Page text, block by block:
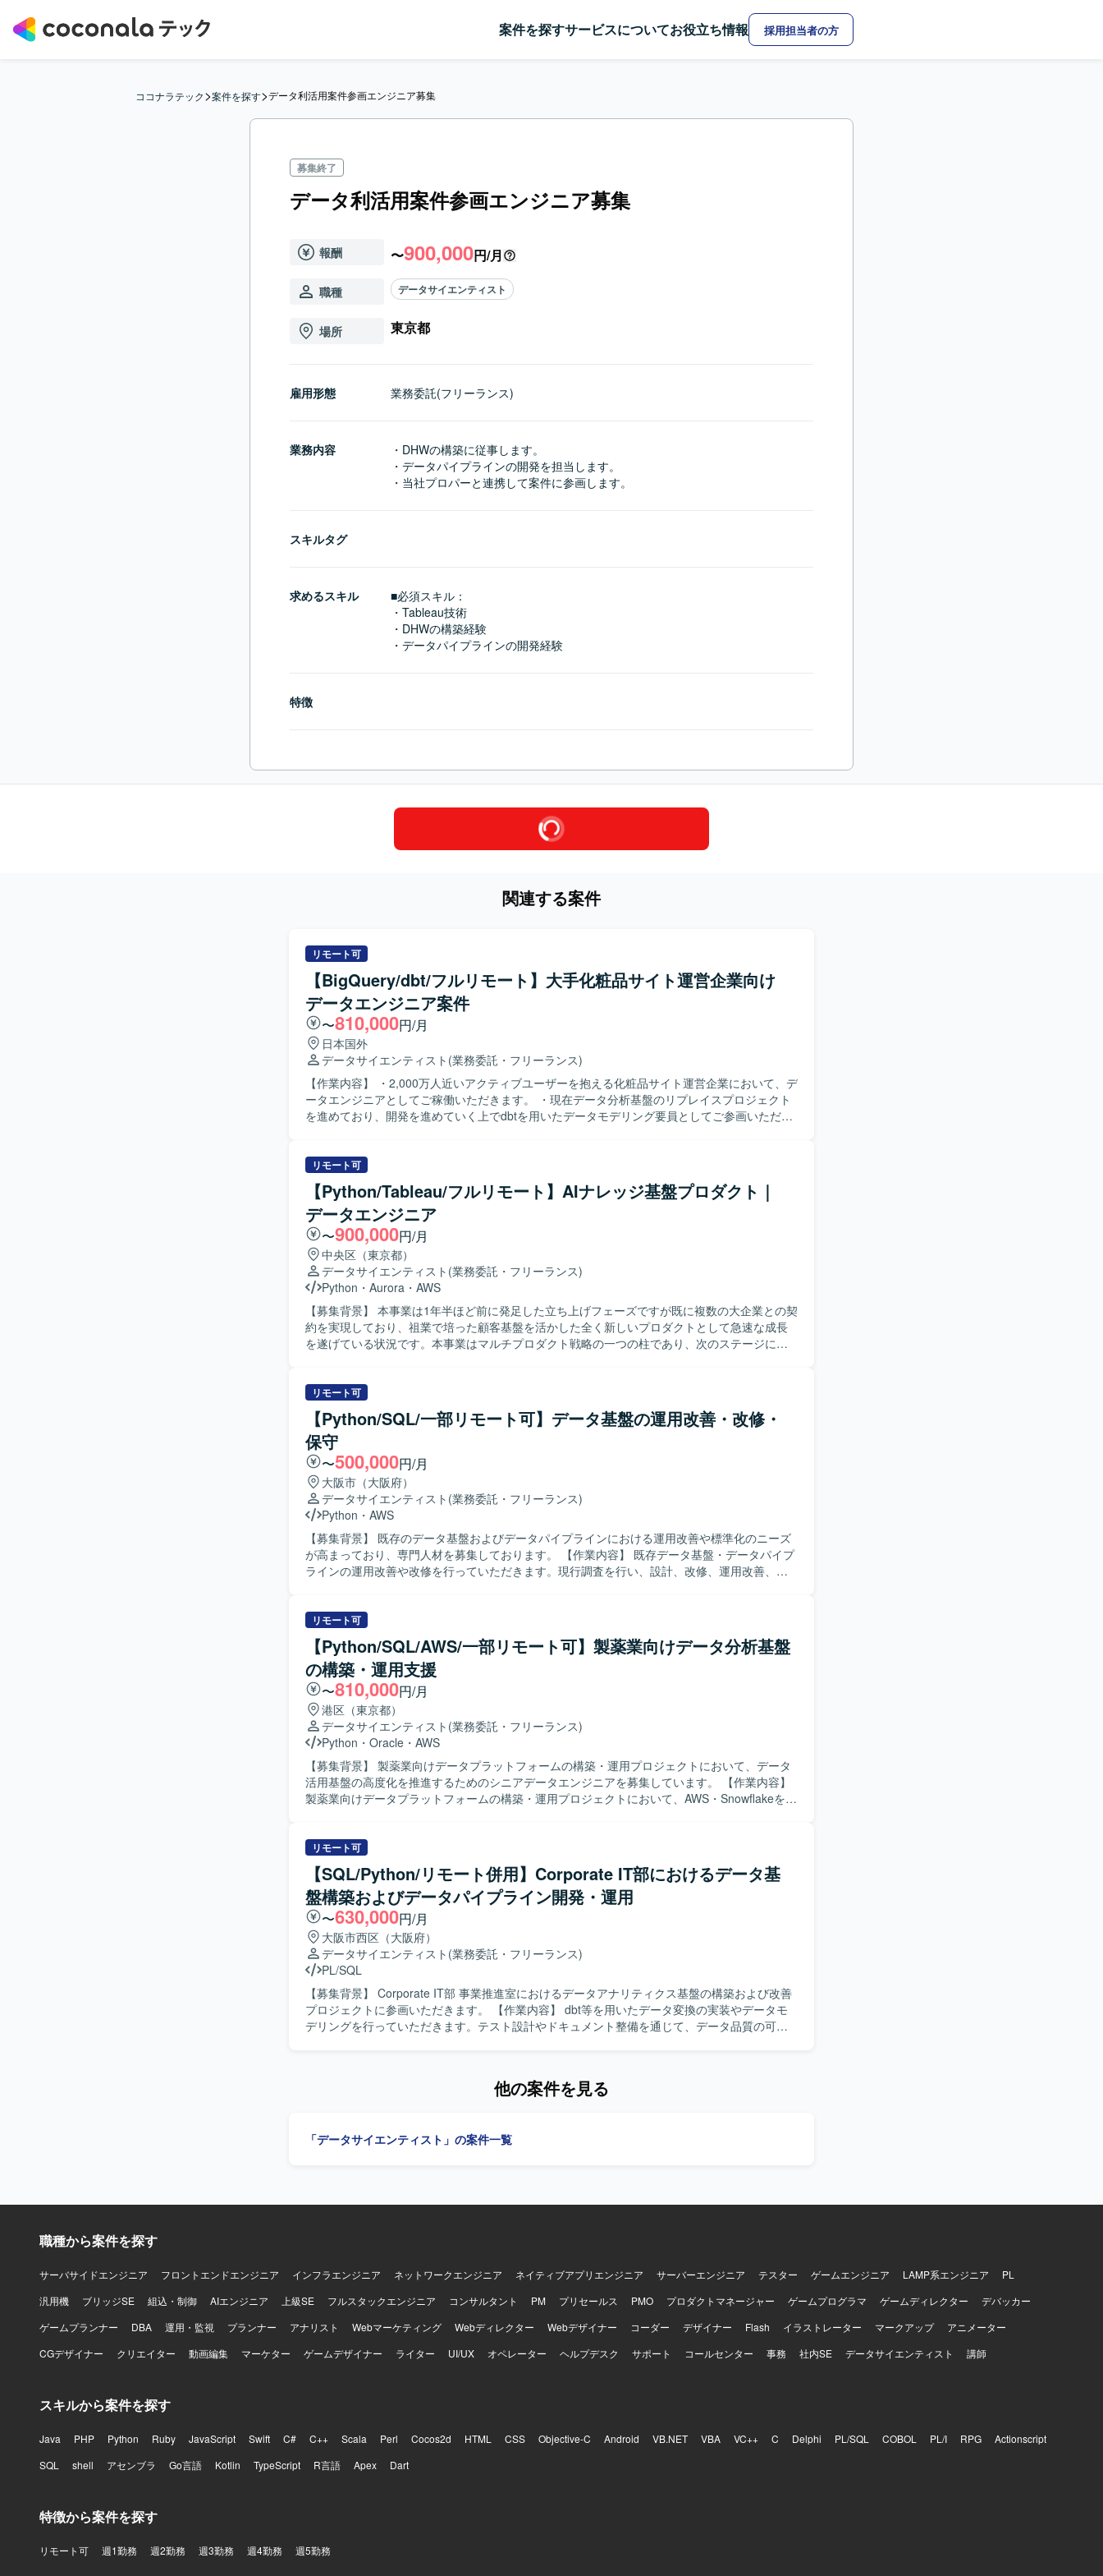
案件を探すサービスについてお役立ち情報 採用担当者の方
ココナラテック>案件を探す>データ利活用案件参画エンジニア募集
募集終了
データ利活用案件参画エンジニア募集
報酬 〜900,000円/月
職種 データサイエンティスト
場所 東京都
雇用形態 業務委託(フリーランス)
業務内容
・DHWの構築に従事します。
・データパイプラインの開発を担当します。
・当社プロパーと連携して案件に参画します。
スキルタグ
求めるスキル
■必須スキル：
・Tableau技術
・DHWの構築経験
・データパイプラインの開発経験
特徴
関連する案件
リモート可
【BigQuery/dbt/フルリモート】大手化粧品サイト運営企業向け
データエンジニア案件
〜810,000円/月
日本国外
データサイエンティスト (業務委託・フリーランス)
【作業内容】 ・2,000万人近いアクティブユーザーを抱える化粧品サイト運営企業において、デ
ータエンジニアとしてご稼働いただきます。 ・現在データ分析基盤のリプレイスプロジェクト
を進めており、開発を進めていく上でdbtを用いたデータモデリング要員としてご参画いただき
すいとお話を伺っております。 【開発環境】 ・BigQuery ・Docker ・dbt ・Composer ・
GitHub
リモート可
【Python/Tableau/フルリモート】AIナレッジ基盤プロダクト｜
データエンジニア
〜900,000円/月
中央区（東京都）
データサイエンティスト (業務委託・フリーランス)
Python ・ Aurora ・ AWS
【募集背景】 本事業は1年半ほど前に発足した立ち上げフェーズですが既に複数の大企業との契
約を実現しており、祖業で培った顧客基盤を活かした全く新しいプロダクトとして急速な成長
を遂げている状況です。本事業はマルチプロダクト戦略の一つの柱であり、次のステージに向
造化し、独自のナレッジベースとして活用できるプロダクトの開発に参画いただきます。定性
データを感情や要望を含めた分析可能な形に変換し、業界・企業特有の文脈を理解した分析が
可能となるような仕組みを構築していただきます。蓄積されたデータをもとにAIがディスカッ
ションパートナーとして機能し、製品開発やマーケティング戦略の意思決定を支援する機能の
高度化にも関わっていただきます。顧客のデータ活用を支援するため、データ基盤の構築から
BIダッシュボードの実装まで一貫して推進し、Bizチーム・プロダクトチーム・ユーザー企業と
連携しながら仮説検証を繰り返し、分析基盤や可視化環境を構築していただきます。 【求める
人物像】 データ基盤およびBI領域において高い実践力を持ち、分析要件からデータモデルを設
計できる方を求めております。データ品質や保守性を考慮した設計ができ、ユーザー価値を重
視しながらデータを通じて意思決定を支援できる方が望ましいです。エンドユーザー視点でダ
ッシュボードを設計でき、変化を楽しみつつ要件が固まっていない環境でも前向きに推進でき
るマインドをお持ちの方を歓迎いたします。Biz、PdM、エンジニアと協働しながらプロジェク
構築といった先進的なテーマに取り組んでいただけます。複数の大企業との契約実績がある環
境で、プロダクトの成長とともに自身の技術的・ビジネス的なスキルを高めることができま
す。データ基盤構築から可視化まで一気通貫で関与できるため、広範なデータエンジニアリン
グの経験を積める点も魅力です。 【開発環境】 BackendではPythonやFastAPI、Prefectを用
い、FrontendではTypescriptおよびReact Routerを採用しております。インフラストラクチャは
AWSを中心にFargate、Aurora、S3、ElastiCacheなどを利用し、Terraformで構成管理を行って
おります。周辺ツールとしてGithub、Slack、Notion、Datadog、Linearを活用しており、
OpenAI APIやAnthropic APIなどの生成AI関連サービスや、Github Copilot、Cursor Business、
Devinなどの開発支援ツールも積極的に利用できる環境です。
リモート可
【Python/SQL/一部リモート可】データ基盤の運用改善・改修・
保守
〜500,000円/月
大阪市（大阪府）
データサイエンティスト (業務委託・フリーランス)
Python ・ AWS
【募集背景】 既存のデータ基盤およびデータパイプラインにおける運用改善や標準化のニーズ
が高まっており、専門人材を募集しております。 【作業内容】 既存データ基盤・データパイプ
ラインの運用改善や改修を行っていただきます。現行調査を行い、設計、改修、運用改善、ド
走力をお持ちの方を求めております。運用改善や標準化に主体的に取り組み、関係者と連携し
ながらドキュメント整備やノウハウ共有を進めていただける方が望ましいです。また、自動化
や効率化、AI 活用など新しい取り組みに前向きに取り組んでいただける方を歓迎いたします。
【ポジションの魅力】 データ基盤およびデータパイプラインの運用改善から標準化検討まで幅
広い工程に関わることができ、全体最適を意識した改善活動に携わることができます。ドキュ
メント整備や仕組み化を通じて、組織全体のデータ活用の高度化に貢献していただけるポジシ
ョンです。 【開発環境】 クラウド環境として AWS 等を利用したデータ基盤上で、SQL や
Python を用いたデータ処理およびデータパイプラインの設計・実装・運用を行っていただきま
す。dbt などのツールを用いた運用や標準化にも取り組んでいただく想定です。
リモート可
【Python/SQL/AWS/一部リモート可】製薬業向けデータ分析基盤
の構築・運用支援
〜810,000円/月
港区（東京都）
データサイエンティスト (業務委託・フリーランス)
Python ・ Oracle ・ AWS
【募集背景】 製薬業向けデータプラットフォームの構築・運用プロジェクトにおいて、データ
活用基盤の高度化を推進するためのシニアデータエンジニアを募集しています。 【作業内容】
製薬業向けデータプラットフォームの構築・運用プロジェクトにおいて、AWS・Snowflakeを活
型データウェアハウスとモダンデータスタック双方の知見を活かしながら、データ活用基盤の
高度化を推進していただきます。関係者と連携しながらデータ統合およびデータ活用基盤の構
築を推進していただきます。 【求める人物像】 大規模データ処理やデータパイプライン設計に
主体的に取り組み、関係者と連携しながらデータ活用基盤の高度化をリードしていただける方
を求めています。 【ポジションの魅力】 製薬業向けのデータ分析基盤において、従来型データ
ウェアハウスとモダンデータスタックを組み合わせた先進的なデータプラットフォーム構築に
関わることができ、データエンジニアとしての専門性を高めていただけます。 【開発環境】
AWS、Snowflake、Databricks、DBT、Fivetran、Oracle、Python、PL/SQLなどを用いたデー
タプラットフォーム環境です。
リモート可
【SQL/Python/リモート併用】Corporate IT部におけるデータ基
盤構築およびデータパイプライン開発・運用
〜630,000円/月
大阪市西区（大阪府）
データサイエンティスト (業務委託・フリーランス)
PL/SQL
【募集背景】 Corporate IT部 事業推進室におけるデータアナリティクス基盤の構築および改善
プロジェクトに参画いただきます。 【作業内容】 dbt等を用いたデータ変換の実装やデータモ
デリングを行っていただきます。テスト設計やドキュメント整備を通じて、データ品質の可視
物像】 指示を待つだけでなく自ら課題を発見して主体的に行動できる方を求めています。技術
タアナリティクス基盤の構築から改善まで一貫して携わることができ、データ品質向上や標準
を行います。クラウド環境でのデータ基盤構築・運用を行う可能性があります。
他の案件を見る
「データサイエンティスト」の案件一覧
職種から案件を探す
サーバサイドエンジニア フロントエンドエンジニア インフラエンジニア ネットワークエンジニア ネイティブアプリエンジニア サーバーエンジニア テスター ゲームエンジニア LAMP系エンジニア
PL
汎用機
ブリッジSE 組込・制御 AIエンジニア 上級SE フルスタックエンジニア コンサルタント PM プリセールス PMO プロダクトマネージャー ゲームプログラマ ゲームディレクター
デバッカー
ゲームプランナー
DBA 運用・監視 プランナー アナリスト Webマーケティング Webディレクター Webデザイナー コーダー デザイナー Flash イラストレーター マークアップ
アニメーター
CGデザイナー
クリエイター 動画編集 マーケター ゲームデザイナー ライター UI/UX オペレーター ヘルプデスク サポート コールセンター 事務 社内SE データサイエンティスト 講師
スキルから案件を探す
Java PHP Python Ruby JavaScript Swift C# C++ Scala Perl Cocos2d HTML CSS Objective-C Android VB.NET VBA VC++ C Delphi PL/SQL COBOL PL/I RPG
Actionscript
SQL
shell アセンブラ Go言語 Kotlin TypeScript R言語 Apex Dart
特徴から案件を探す
リモート可 週1勤務 週2勤務 週3勤務 週4勤務 週5勤務